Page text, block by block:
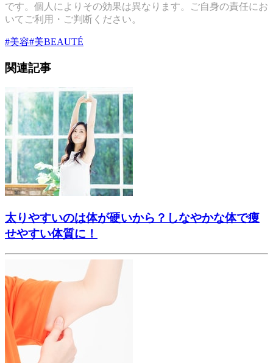
です。個人によりその効果は異なります。ご自身の責任にお
いてご利用・ご判断ください。
#美容#美BEAUTÉ
関連記事
太りやすいのは体が硬いから？しなやかな体で痩
せやすい体質に！